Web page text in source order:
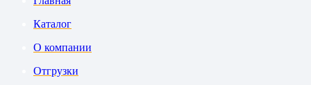
Каталог
О компании
Отгрузки